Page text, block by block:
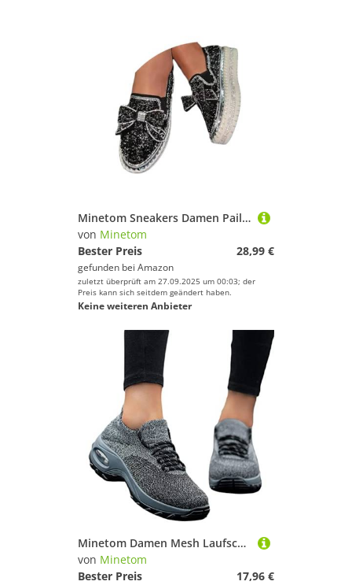
Minetom Sneakers Damen Pailletten Flache Low Strass Sneaker Glitzer Loafers Turnschuhe Outdoor Freizeitschuhe Laufschuhe Schuhe Slip On Walkingschuhe Slipper B Schwarz 39 EU
von Minetom
Bester Preis
28,99 €
gefunden bei Amazon
zuletzt überprüft am 27.09.2025 um 00:03; der
Preis kann sich seitdem geändert haben.
Keine weiteren Anbieter
Minetom Damen Mesh Laufschuhe Turnschuhe Sportschuhe Sneaker Running Tennis Schuhe Straßenlaufschuhe Dämpfung Leichtgewichts Atmungsaktiv Walkingschuhe Outdoor Fitness Jogging A Grau 38 EU
von Minetom
Bester Preis
17,96 €